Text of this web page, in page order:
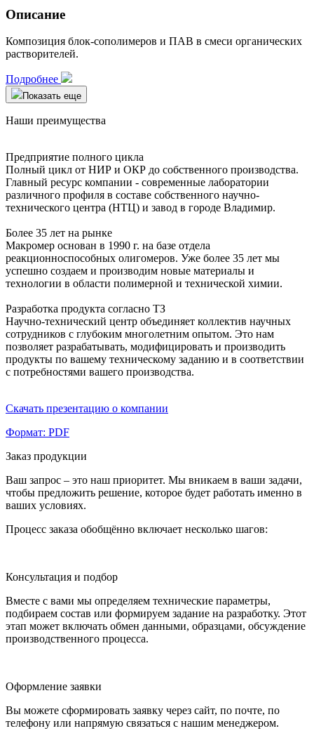
Описание
Композиция блок-сополимеров и ПАВ в смеси органических
растворителей.
Подробнее
Показать еще
Наши преимущества
Предприятие полного цикла
Полный цикл от НИР и ОКР до собственного производства.
Главный ресурс компании - современные лаборатории
различного профиля в составе собственного научно-
технического центра (НТЦ) и завод в городе Владимир.
Более 35 лет на рынке
Макромер основан в 1990 г. на базе отдела
реакционноспособных олигомеров. Уже более 35 лет мы
успешно создаем и производим новые материалы и
технологии в области полимерной и технической химии.
Разработка продукта согласно ТЗ
Научно-технический центр объединяет коллектив научных
сотрудников с глубоким многолетним опытом. Это нам
позволяет разрабатывать, модифицировать и производить
продукты по вашему техническому заданию и в соответствии
с потребностями вашего производства.
Скачать презентацию о компании
Формат: PDF
Заказ продукции
Ваш запрос – это наш приоритет. Мы вникаем в ваши задачи,
чтобы предложить решение, которое будет работать именно в
ваших условиях.
Процесс заказа обобщённо включает несколько шагов:
Консультация и подбор
Вместе с вами мы определяем технические параметры,
подбираем состав или формируем задание на разработку. Этот
этап может включать обмен данными, образцами, обсуждение
производственного процесса.
Оформление заявки
Вы можете сформировать заявку через сайт, по почте, по
телефону или напрямую связаться с нашим менеджером.